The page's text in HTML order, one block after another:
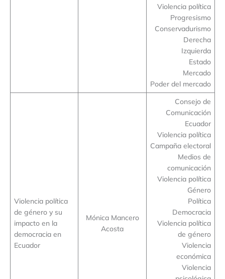
Violencia política
Progresismo
Conservadurismo
Derecha
Izquierda
Estado
Mercado
Poder del mercado
Violencia política
de género y su
impacto en la
democracia en
Ecuador
Mónica Mancero
Acosta
Consejo de
Comunicación
Ecuador
Violencia política
Campaña electoral
Medios de
comunicación
Violencia política
Género
Política
Democracia
Violencia política
de género
Violencia
económica
Violencia